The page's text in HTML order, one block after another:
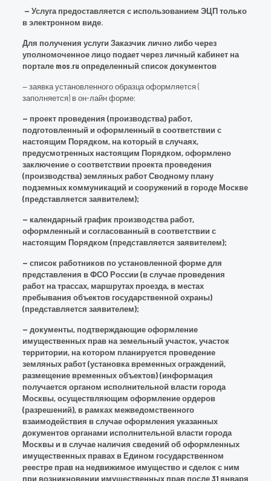
— Услуга предоставляется с использованием ЭЦП только
в электронном виде.
Для получения услуги Заказчик лично либо через
уполномоченное лицо подает через личный кабинет на
портале mos.ru определенный список документов
— заявка установленного образца оформляется (
заполняется) в он-лайн форме;
— проект проведения (производства) работ,
подготовленный и оформленный в соответствии с
настоящим Порядком, на который в случаях,
предусмотренных настоящим Порядком, оформлено
заключение о соответствии проекта проведения
(производства) земляных работ Сводному плану
подземных коммуникаций и сооружений в городе Москве
(представляется заявителем);
— календарный график производства работ,
оформленный и согласованный в соответствии с
настоящим Порядком (представляется заявителем);
— список работников по установленной форме для
представления в ФСО России (в случае проведения
работ на трассах, маршрутах проезда, в местах
пребывания объектов государственной охраны)
(представляется заявителем);
— документы, подтверждающие оформление
имущественных прав на земельный участок, участок
территории, на котором планируется проведение
земляных работ (установка временных ограждений,
размещение временных объектов) (информация
получается органом исполнительной власти города
Москвы, осуществляющим оформление ордеров
(разрешений), в рамках межведомственного
взаимодействия в случае оформления указанных
документов органами исполнительной власти города
Москвы и в случае наличия сведений об оформленных
имущественных правах в Едином государственном
реестре прав на недвижимое имущество и сделок с ним
при возникновении имущественных прав после 31 января